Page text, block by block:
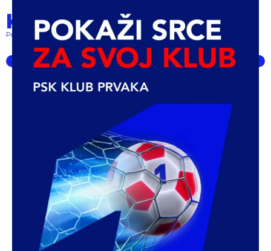
Klub prvaka
Pokret lokalnih klubova... powered by PSK